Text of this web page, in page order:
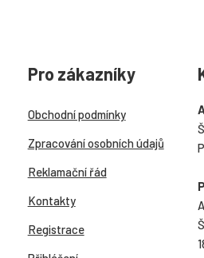
Pro zákazníky
Obchodní podmínky
Zpracování osobních údajů
Reklamační řád
Kontakty
Registrace